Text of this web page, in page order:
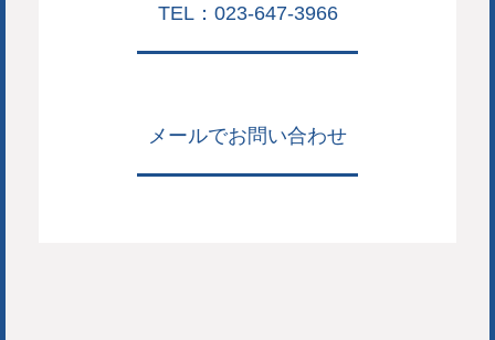
TEL：023-647-3966
メールでお問い合わせ